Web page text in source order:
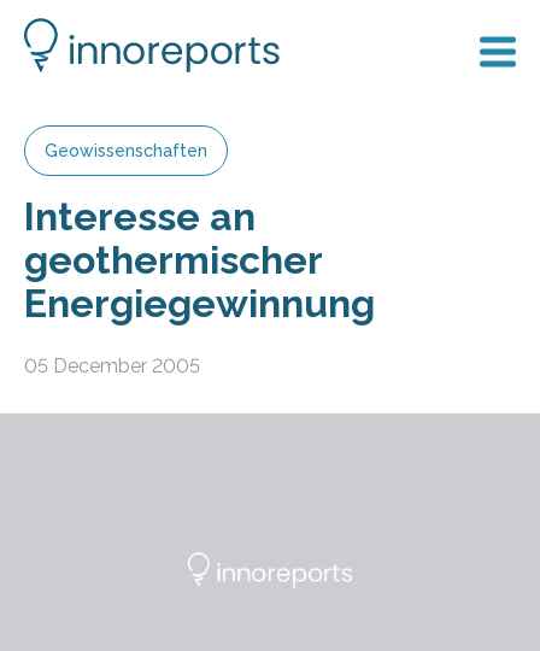
Geowissenschaften
Interesse an
geothermischer
Energiegewinnung
05 December 2005